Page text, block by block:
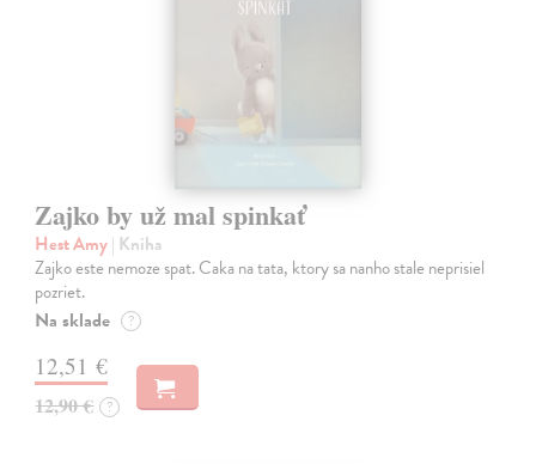
Zajko by už mal spinkať
Hest Amy| Kniha
Zajko este nemoze spat. Caka na tata, ktory sa nanho stale neprisiel
pozriet.
Na sklade ?
12,51 €
12,90 € ?